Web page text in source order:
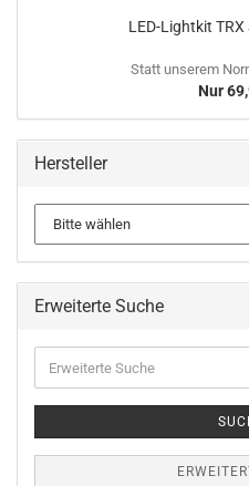
LED-Lightkit TRX
Statt unserem
Nur
Hersteller
Erweiterte Suche
Suche